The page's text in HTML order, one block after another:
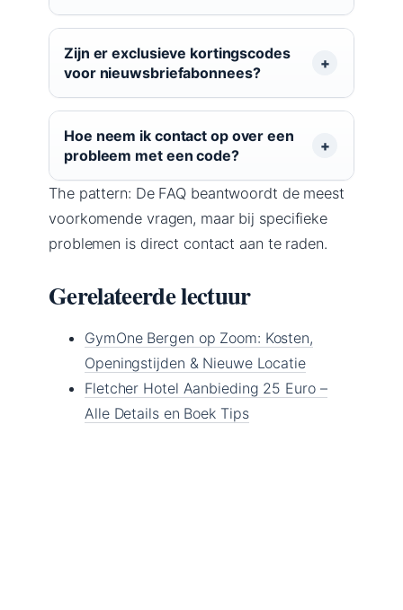
Zijn er exclusieve kortingscodes
voor nieuwsbriefabonnees?
Hoe neem ik contact op over een
probleem met een code?
The pattern: De FAQ beantwoordt de meest
voorkomende vragen, maar bij specifieke
problemen is direct contact aan te raden.
Gerelateerde lectuur
GymOne Bergen op Zoom: Kosten,
Openingstijden & Nieuwe Locatie
Fletcher Hotel Aanbieding 25 Euro –
Alle Details en Boek Tips